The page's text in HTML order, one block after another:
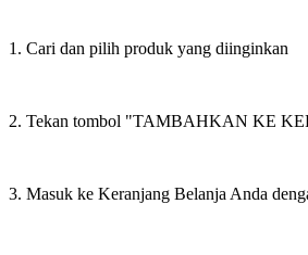
1. Cari dan pilih produk yang diinginkan
2. Tekan tombol "TAMBAHKAN KE
3. Masuk ke Keranjang Belanja Anda